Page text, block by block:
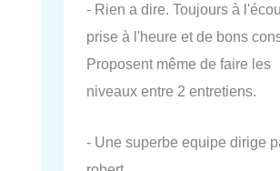
- Rien a dire. Toujours à
prise à l'heure et de bons
Proposent même de faire les
niveaux entre 2 entretiens.
- Une superbe equipe dirige